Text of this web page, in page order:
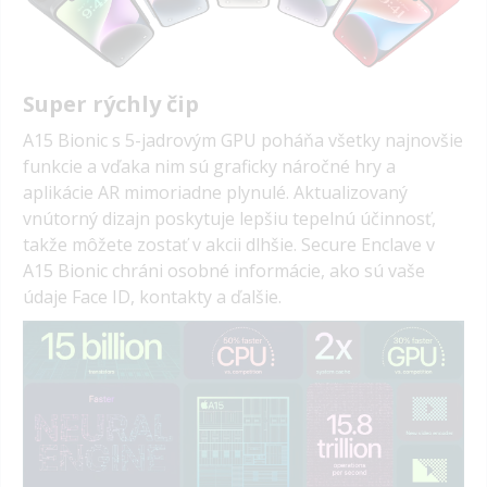
Super rýchly čip
A15 Bionic s 5-jadrovým GPU poháňa všetky najnovšie
funkcie a vďaka nim sú graficky náročné hry a
aplikácie AR mimoriadne plynulé. Aktualizovaný
vnútorný dizajn poskytuje lepšiu tepelnú účinnosť,
takže môžete zostať v akcii dlhšie. Secure Enclave v
A15 Bionic chráni osobné informácie, ako sú vaše
údaje Face ID, kontakty a ďalšie.